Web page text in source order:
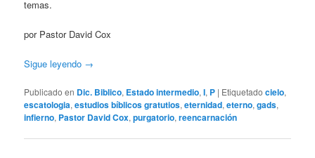
temas.
por Pastor David Cox
Sigue leyendo →
Publicado en Dic. Biblico, Estado intermedio,I, P | Etiquetado cielo,
escatologia,estudios bíblicos gratutios,eternidad,eterno,gads,
infierno, Pastor David Cox,purgatorio,reencarnación